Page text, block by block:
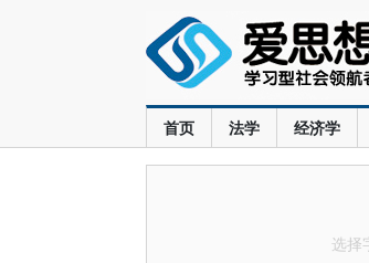
首页 法学 经济学
选择